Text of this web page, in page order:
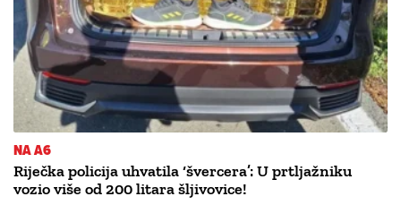
NA A6
Riječka policija uhvatila ‘švercera’: U prtljažniku
vozio više od 200 litara šljivovice!